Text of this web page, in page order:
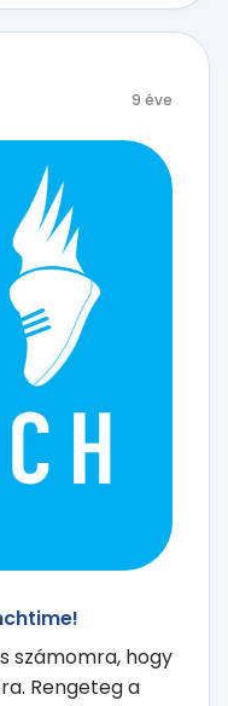
9 éve
számomra, hogy
Rengeteg a